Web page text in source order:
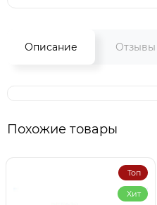
Описание Отзывы
Похожие товары
Топ
Хит